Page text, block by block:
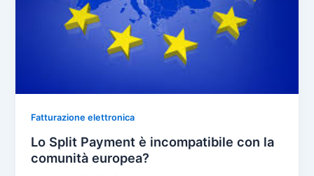
Fatturazione elettronica
Lo Split Payment è incompatibile con la
comunità europea?